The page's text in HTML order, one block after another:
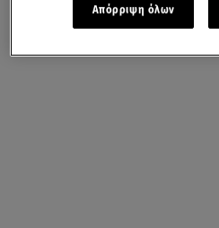
Απόρριψη όλων